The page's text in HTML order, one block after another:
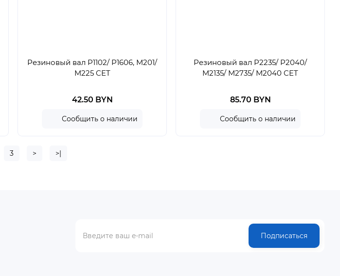
Резиновый вал P1102/ P1606, M201/
M225 CET
42.50 BYN
Сообщить о наличии
Резиновый вал P2235/ P2040/
M2135/ M2735/ M2040 CET
85.70 BYN
Сообщить о наличии
3 > >|
Подписаться